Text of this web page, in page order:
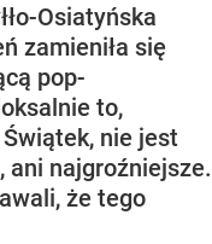
Osiatyńska
zamieniła się
pop-
to,
nie jest
ani najgroźniejsze.
że tego